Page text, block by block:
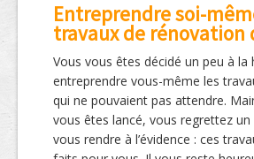
Entreprendre soi-
travaux de
Vous vous êtes décidé un peu à la
entreprendre vous-même les
qui ne pouvaient pas attendre.
vous êtes lancé, vous regrettez
vous rendre à l’évidence : ces